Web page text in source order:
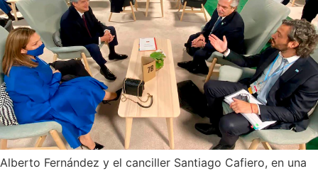
Alberto Fernández y el canciller Santiago Cafiero, en una